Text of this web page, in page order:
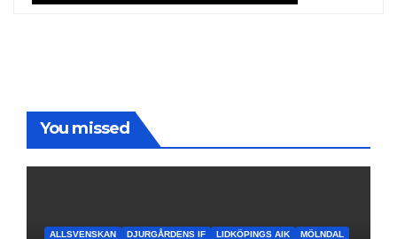
You missed
ALLSVENSKAN DJURGÅRDENS IF LIDKÖPINGS AIK MÖLNDAL